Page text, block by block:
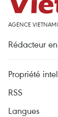
AGENCE
Rédacteur
Propriété
RSS
Langues